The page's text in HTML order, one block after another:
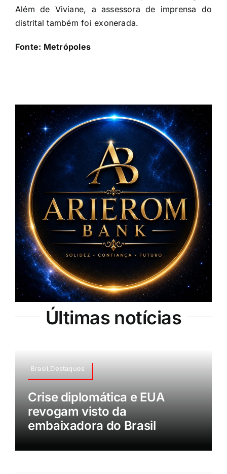
Além de Viviane, a assessora de imprensa do
distrital também foi exonerada.
Fonte: Metrópoles
Últimas notícias
Brasil,Destaques
Crise diplomática e EUA
revogam visto da
embaixadora do Brasil